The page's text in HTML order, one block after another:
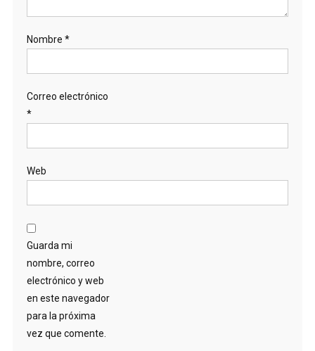
Nombre *
Correo electrónico
*
Web
Guarda mi
nombre, correo
electrónico y web
en este navegador
para la próxima
vez que comente.